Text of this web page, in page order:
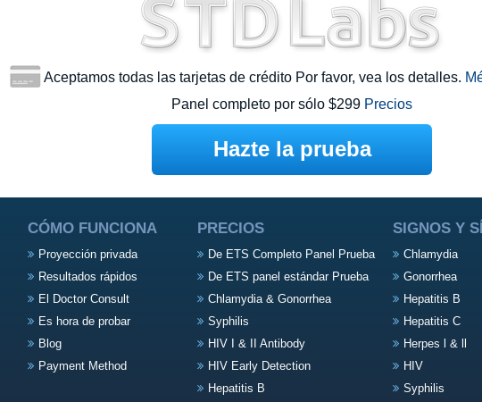
Aceptamos todas las tarjetas de crédito Por favor, vea los detalles.
Panel completo por sólo $299 Precios
Hazte la prueba
CÓMO FUNCIONA
Proyección privada
Resultados rápidos
El Doctor Consult
Es hora de probar
Blog
Payment Method
PRECIOS
De ETS Completo Panel Prueba
De ETS panel estándar Prueba
Chlamydia & Gonorrhea
Syphilis
HIV I & II Antibody
HIV Early Detection
Hepatitis B
SIGNOS Y
Chlamydia
Gonorrhea
Hepatitis B
Hepatitis C
Herpes l & ll
HIV
Syphilis